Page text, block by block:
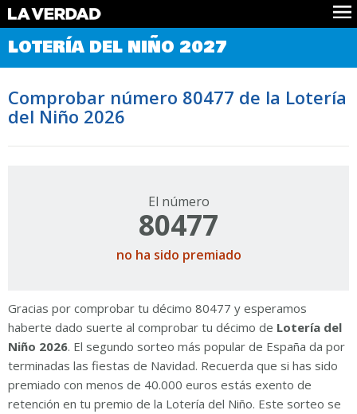
Comprobar Loteria del Niño
Premios
Noticias
Datos
Historia
LOTERÍA DEL NIÑO 2027
Comprobar número 80477 de la Lotería
del Niño 2026
El número
80477
no ha sido premiado
Gracias por comprobar tu décimo 80477 y esperamos
haberte dado suerte al comprobar tu décimo de Lotería del
Niño 2026. El segundo sorteo más popular de España da por
terminadas las fiestas de Navidad. Recuerda que si has sido
premiado con menos de 40.000 euros estás exento de
retención en tu premio de la Lotería del Niño. Este sorteo se